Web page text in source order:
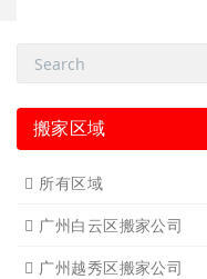
搬家区域
所有区域
广州白云区搬家公司
广州越秀区搬家公司